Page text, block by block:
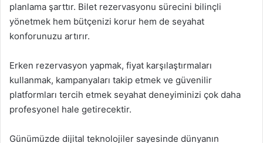
planlama şarttır. Bilet rezervasyonu sürecini bilinçli
yönetmek hem bütçenizi korur hem de seyahat
konforunuzu artırır.
Erken rezervasyon yapmak, fiyat karşılaştırmaları
kullanmak, kampanyaları takip etmek ve güvenilir
platformları tercih etmek seyahat deneyiminizi çok daha
profesyonel hale getirecektir.
Günümüzde dijital teknolojiler sayesinde dünyanın